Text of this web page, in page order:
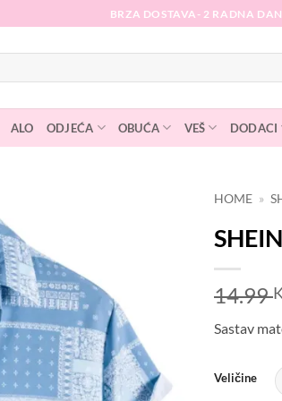
BRZA DOSTAVA- 2 RADNA
ALO ODJEĆA OBUĆA VEŠ DODACI
HOME »
14.99
Sastav
Veličine